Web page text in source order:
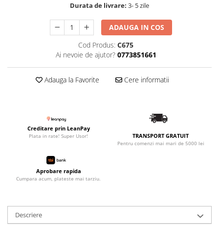
Durata de livrare: 3- 5 zile
ADAUGA IN COS
Cod Produs: C675
Ai nevoie de ajutor? 0773851661
Adauga la Favorite Cere informatii
Creditare prin LeanPay
Plata in rate! Super Usor! TRANSPORT GRATUIT
Pentru comenzi mai mari de 5000 lei
Aprobare rapida
Cumpara acum, plateste mai tarziu.
Descriere